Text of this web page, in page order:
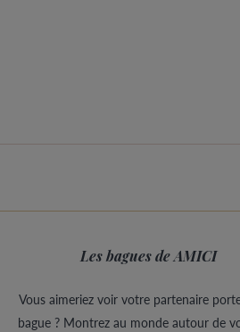
Les bagues de AMICI
Vous aimeriez voir votre partenaire
bague ? Montrez au monde autour de